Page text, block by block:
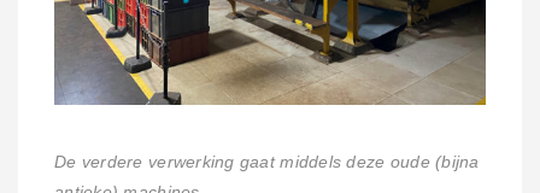
De verdere verwerking gaat middels deze oude (bijna